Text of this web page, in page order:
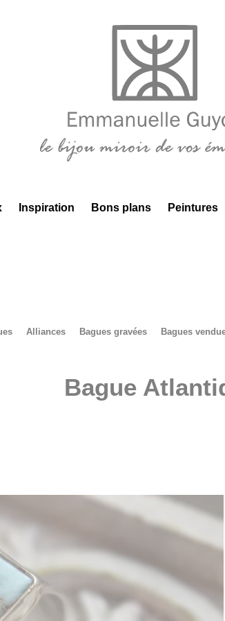
Inspiration Bons plans Peintures
Alliances Bagues gravées Bagues
Bague